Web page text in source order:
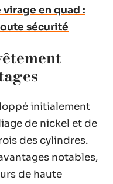
en quad :
sécurité
initialement
de nickel et de
des cylindres.
notables,
de haute